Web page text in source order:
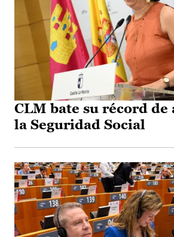
CLM bate su récord
la Seguridad Social